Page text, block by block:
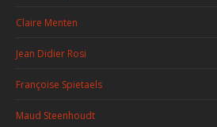
Claire Menten
Jean Didier Rosi
Françoise Spietaels
Maud Steenhoudt